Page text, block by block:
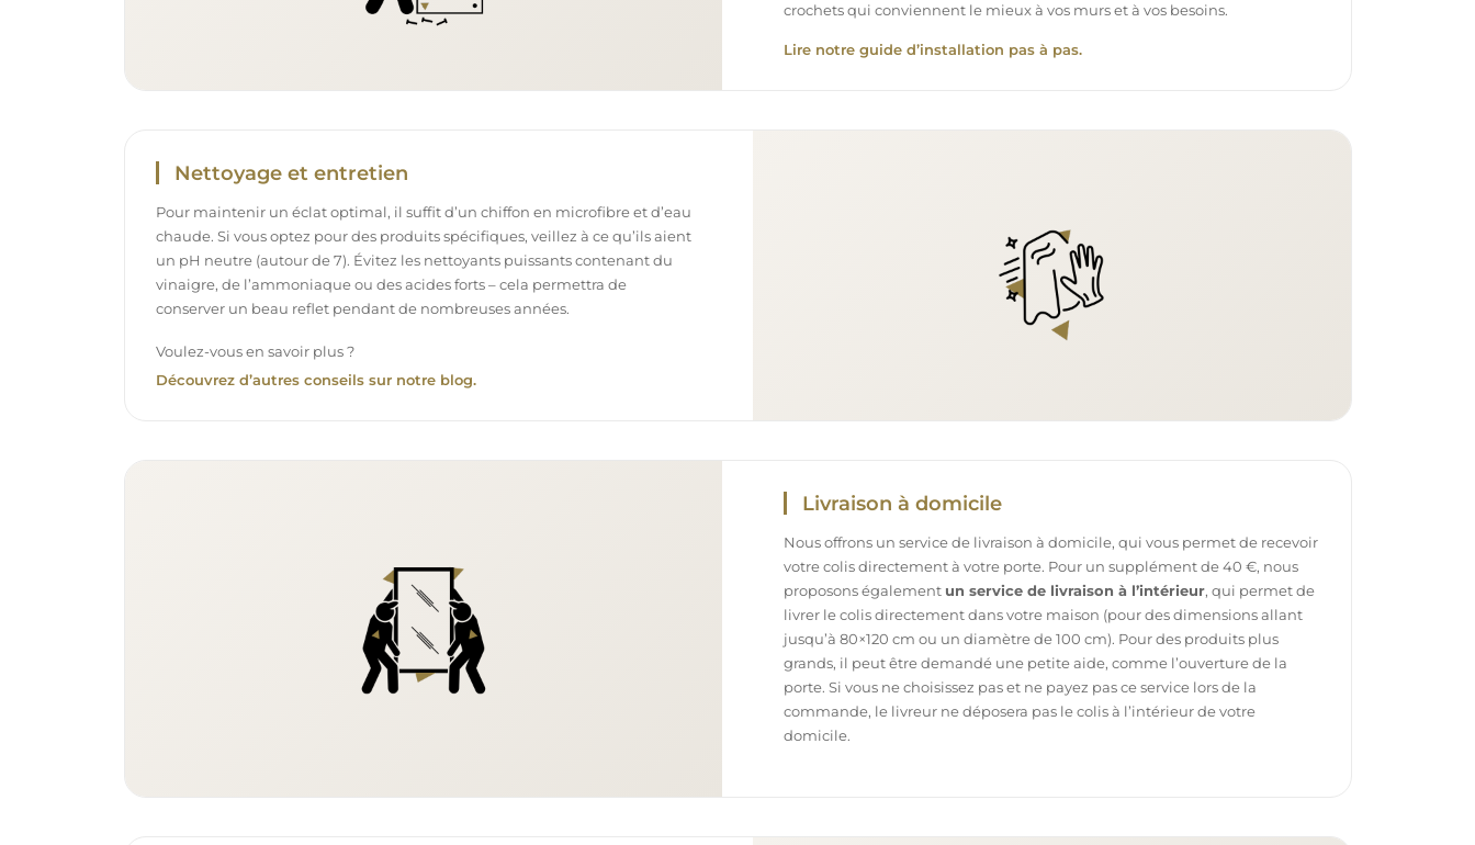
crochets qui conviennent le mieux à vos murs et à vos besoins.
Lire notre guide d’installation pas à pas.
Nettoyage et entretien
Pour maintenir un éclat optimal, il suffit d’un chiffon en microfibre et d’eau
chaude. Si vous optez pour des produits spécifiques, veillez à ce qu’ils aient
un pH neutre (autour de 7). Évitez les nettoyants puissants contenant du
vinaigre, de l’ammoniaque ou des acides forts – cela permettra de
conserver un beau reflet pendant de nombreuses années.
Voulez-vous en savoir plus ?
Découvrez d’autres conseils sur notre blog.
Livraison à domicile
Nous offrons un service de livraison à domicile, qui vous permet de recevoir
votre colis directement à votre porte. Pour un supplément de 40 €, nous
proposons également un service de livraison à l’intérieur, qui permet de
livrer le colis directement dans votre maison (pour des dimensions allant
jusqu’à 80×120 cm ou un diamètre de 100 cm). Pour des produits plus
grands, il peut être demandé une petite aide, comme l’ouverture de la
porte. Si vous ne choisissez pas et ne payez pas ce service lors de la
commande, le livreur ne déposera pas le colis à l’intérieur de votre
domicile.